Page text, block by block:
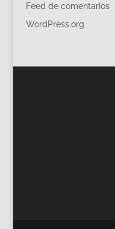
Feed de comentarios
WordPress.org